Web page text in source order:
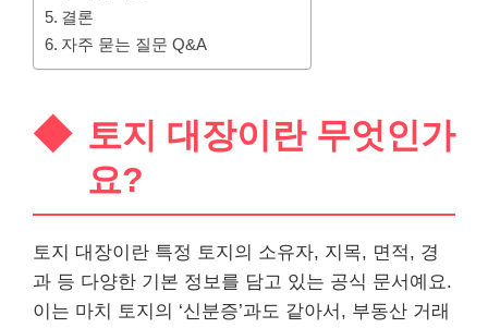
결론
자주 묻는 질문 Q&A
토지 대장이란 무엇인가
요?
토지 대장이란 특정 토지의 소유자, 지목, 면적, 경
과 등 다양한 기본 정보를 담고 있는 공식 문서예요.
이는 마치 토지의 ‘신분증’과도 같아서, 부동산 거래